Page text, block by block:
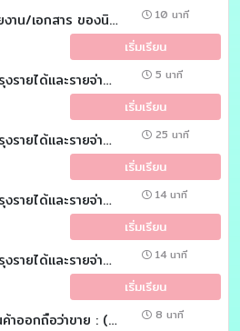
- มาตรา 71 ตรี การส่งรายงาน/เอกสาร ของนิติบุคคลที่มีความสัมพันธ์กัน วรรคหนึ่ง : (วันละมาตรา) 10 นาที
เริ่มเรียน
- มาตรา 71 ทวิ การปรับปรุงรายได้และรายจ่าย ของนิติบุคคลที่มีความสัมพันธ์กัน วรรคสาม : (วันละมาตรา) 5 นาที
เริ่มเรียน
- มาตรา 71 ทวิ การปรับปรุงรายได้และรายจ่าย ของนิติบุคคลที่มีความสัมพันธ์กัน (3/3) : (วันละมาตรา) 25 นาที
เริ่มเรียน
- มาตรา 71 ทวิ การปรับปรุงรายได้และรายจ่าย ของนิติบุคคลที่มีความสัมพันธ์กัน (2/3) : (วันละมาตรา) 14 นาที
เริ่มเรียน
- มาตรา 71 ทวิ การปรับปรุงรายได้และรายจ่าย ของนิติบุคคลที่มีความสัมพันธ์กัน (1/3) : (วันละมาตรา) 14 นาที
เริ่มเรียน
- มาตรา 70 ตรี การส่งสินค้าออกถือว่าขาย : (วันละมาตรา) 8 นาที